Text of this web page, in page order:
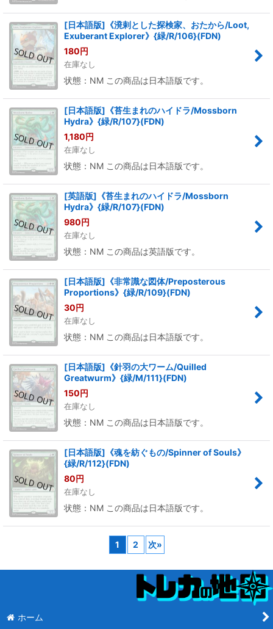
[日本語版]《溌剌とした探検家、おたから/Loot,
Exuberant Explorer》{緑/R/106}(FDN)
180円
在庫なし
状態：NM この商品は日本語版です。
[日本語版]《苔生まれのハイドラ/Mossborn
Hydra》{緑/R/107}(FDN)
1,180円
在庫なし
状態：NM この商品は日本語版です。
[英語版]《苔生まれのハイドラ/Mossborn
Hydra》{緑/R/107}(FDN)
980円
在庫なし
状態：NM この商品は英語版です。
[日本語版]《非常識な図体/Preposterous
Proportions》{緑/R/109}(FDN)
30円
在庫なし
状態：NM この商品は日本語版です。
[日本語版]《針羽の大ワーム/Quilled
Greatwurm》{緑/M/111}(FDN)
150円
在庫なし
状態：NM この商品は日本語版です。
[日本語版]《魂を紡ぐもの/Spinner of Souls》
{緑/R/112}(FDN)
80円
在庫なし
状態：NM この商品は日本語版です。
1 2 次»
ホーム